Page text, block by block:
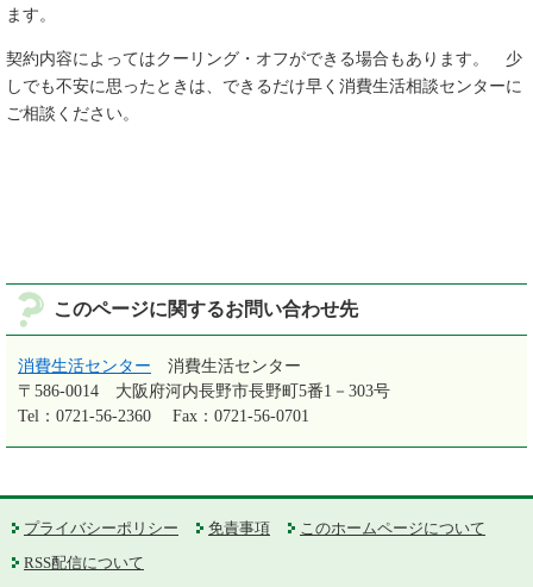
ます。
契約内容によってはクーリング・オフができる場合もあります。 少
しでも不安に思ったときは、できるだけ早く消費生活相談センターに
ご相談ください。
このページに関するお問い合わせ先
消費生活センター
消費生活センター
〒586-0014
大阪府河内長野市長野町5番1－303号
Tel：0721-56-2360
Fax：0721-56-0701
プライバシーポリシー 免責事項
このホームページについて
RSS配信について